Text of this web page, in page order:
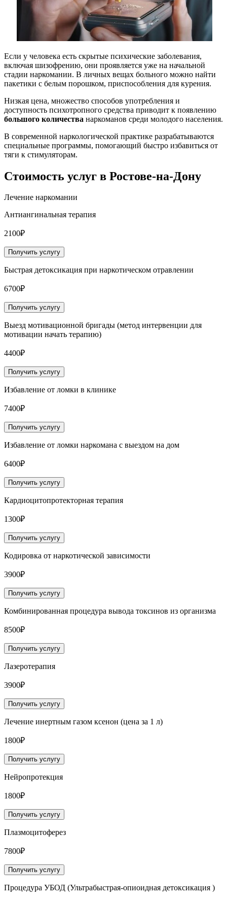
Если у человека есть скрытые психические заболевания,
включая шизофрению, они проявляется уже на начальной
стадии наркомании. В личных вещах больного можно найти
пакетики с белым порошком, приспособления для курения.
Низкая цена, множество способов употребления и
доступность психотропного средства приводит к появлению
большого количества наркоманов среди молодого населения.
В современной наркологической практике разрабатываются
специальные программы, помогающий быстро избавиться от
тяги к стимуляторам.
Стоимость услуг в Ростове-на-Дону
Лечение наркомании
Антиангинальная терапия
2100₽
Получить услугу
Быстрая детоксикация при наркотическом отравлении
6700₽
Получить услугу
Выезд мотивационной бригады (метод интервенции для
мотивации начать терапию)
4400₽
Получить услугу
Избавление от ломки в клинике
7400₽
Получить услугу
Избавление от ломки наркомана с выездом на дом
6400₽
Получить услугу
Кардиоцитопротекторная терапия
1300₽
Получить услугу
Кодировка от наркотической зависимости
3900₽
Получить услугу
Комбинированная процедура вывода токсинов из организма
8500₽
Получить услугу
Лазеротерапия
3900₽
Получить услугу
Лечение инертным газом ксенон (цена за 1 л)
1800₽
Получить услугу
Нейропротекция
1800₽
Получить услугу
Плазмоцитоферез
7800₽
Получить услугу
Процедура УБОД (Ультрабыстрая-опиоидная детоксикация )